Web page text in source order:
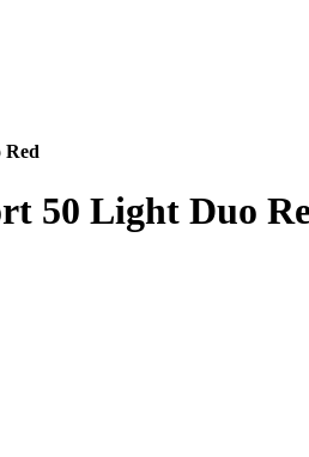
Red
50 Light Duo